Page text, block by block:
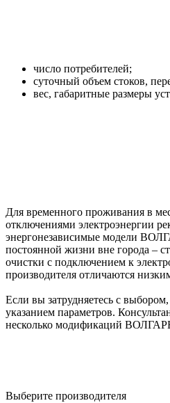
число потребителей;
суточный объем стоков,
вес, габаритные размеры
Для временного проживания в
отключениями электроэнергии
энергонезависимые модели
постоянной жизни вне города –
очистки с подключением к
производителя отличаются
Если вы затрудняетесь с
указанием параметров.
несколько модификаций
Выберите производителя